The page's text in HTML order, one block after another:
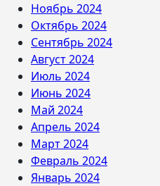
Ноябрь 2024
Октябрь 2024
Сентябрь 2024
Август 2024
Июль 2024
Июнь 2024
Май 2024
Апрель 2024
Март 2024
Февраль 2024
Январь 2024